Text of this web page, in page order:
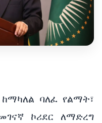
ባለፈ የልማት፣
ኮሪደር ለማድረግ